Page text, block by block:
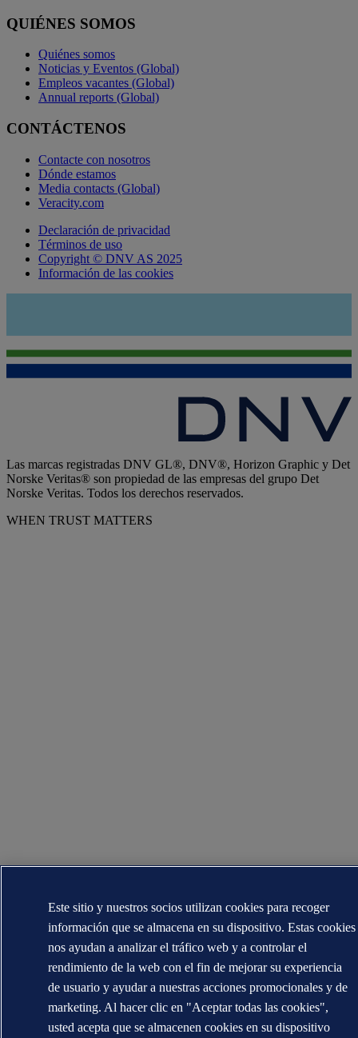
QUIÉNES SOMOS
Quiénes somos
Noticias y Eventos (Global)
Empleos vacantes (Global)
Annual reports (Global)
CONTÁCTENOS
Contacte con nosotros
Dónde estamos
Media contacts (Global)
Veracity.com
Declaración de privacidad
Términos de uso
Copyright © DNV AS 2025
Información de las cookies
Las marcas registradas DNV GL®, DNV®, Horizon Graphic y Det
Norske Veritas® son propiedad de las empresas del grupo Det
Norske Veritas. Todos los derechos reservados.
WHEN TRUST MATTERS
Este sitio y nuestros socios utilizan cookies para recoger
información que se almacena en su dispositivo. Estas cookies
nos ayudan a analizar el tráfico web y a controlar el
rendimiento de la web con el fin de mejorar su experiencia
de usuario y ayudar a nuestras acciones promocionales y de
marketing. Al hacer clic en "Aceptar todas las cookies",
usted acepta que se almacenen cookies en su dispositivo